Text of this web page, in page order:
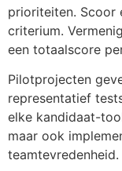
prioriteiten. Scoor
criterium.
een totaalscore
Pilotprojecten
representatief
elke kandidaat-
maar ook
teamtevredenheid.